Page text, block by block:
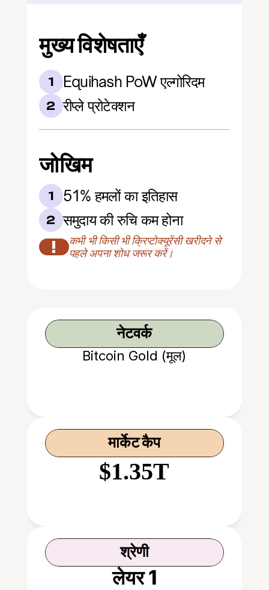
मुख्य विशेषताएँ
1 Equihash PoW एल्गोरिदम
2 रीप्ले प्रोटेक्शन
जोखिम
1 51% हमलों का इतिहास
2 समुदाय की रुचि कम होना
!
कभी भी किसी भी क्रिप्टोक्यूरेंसी खरीदने से
पहले अपना शोध जरूर करें।
नेटवर्क
Bitcoin Gold (मूल)
मार्केट कैप
$1.35T
श्रेणी
लेयर 1